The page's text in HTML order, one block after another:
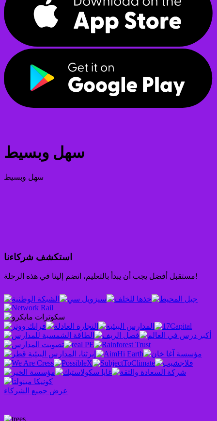
سهل وبسيط
سهل وبسيط
استكشف شركاءنا
مستقبل أفضل يجب أن يبدأ بالتعليم، انضم إلينا في هذه الرحلة!
عرض جميع الشركاء